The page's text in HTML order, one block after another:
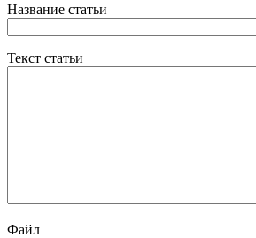
Название статьи
Текст статьи
Файл